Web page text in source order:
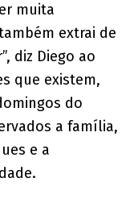
muita
extrai de
diz Diego ao
que existem,
do
a família,
e a